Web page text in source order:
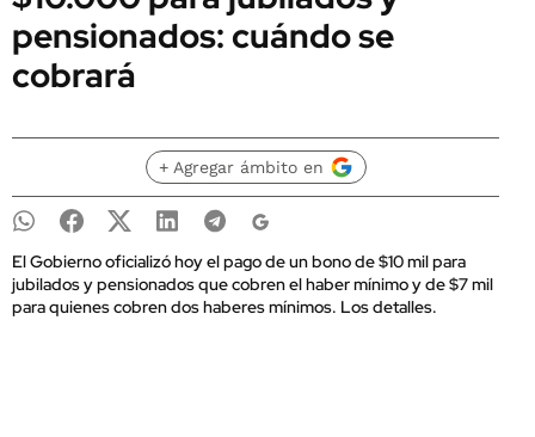
pensionados: cuándo se
cobrará
+ Agregar ámbito en
El Gobierno oficializó hoy el pago de un bono de $10 mil para
jubilados y pensionados que cobren el haber mínimo y de $7 mil
para quienes cobren dos haberes mínimos. Los detalles.